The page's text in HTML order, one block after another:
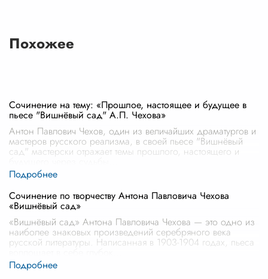
Похожее
Сочинение на тему: «Прошлое, настоящее и будущее в
пьесе "Вишнёвый сад" А.П. Чехова»
Антон Павлович Чехов, один из величайших драматургов и
мастеров русского реализма, в своей пьесе "Вишнёвый
сад" мастерски отражает темы прошлого, настоящего и
Сочинение по творчеству Антона Павловича Чехова
«Вишнёвый сад»
«Вишнёвый сад» Антона Павловича Чехова — это одно из
наиболее знаковых произведений серебряного века
русской литературы. Написанная в 1903-1904 годах, пьеса